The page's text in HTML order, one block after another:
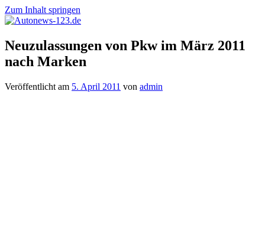
Zum Inhalt springen
Autonews-
123.de
Autonews
mit
Charme
Neuzulassungen von Pkw im März 2011
nach Marken
Veröffentlicht am 5. April 2011 von admin